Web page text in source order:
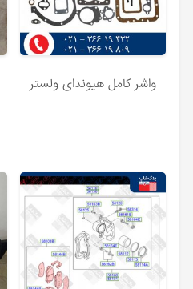
واشر کامل هیوندای ولستر